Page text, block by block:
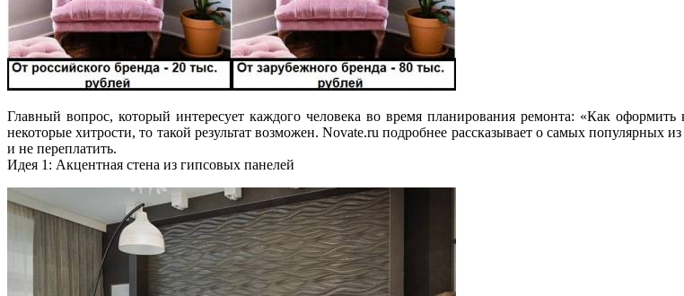
Главный вопрос, который интересует каждого человека во время планирования ремонта: «Как
некоторые хитрости, то такой результат возможен. Novate.ru подробнее рассказывает о самых популярных
и не переплатить.
Идея 1: Акцентная стена из гипсовых панелей